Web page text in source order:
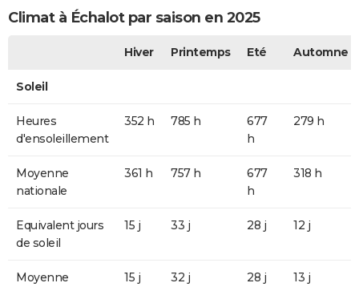
Climat à Échalot par saison en 2025
Hiver Printemps Eté Automne
Soleil
Heures
d'ensoleillement
352 h 785 h
677
h
279 h
Moyenne
nationale
361 h 757 h
677
h
318 h
Equivalent jours
de soleil
15 j 33 j 28 j 12 j
Moyenne
15 j 32 j 28 j 13 j